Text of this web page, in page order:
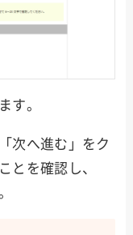
す。
次へ進む」をク
とを確認し、